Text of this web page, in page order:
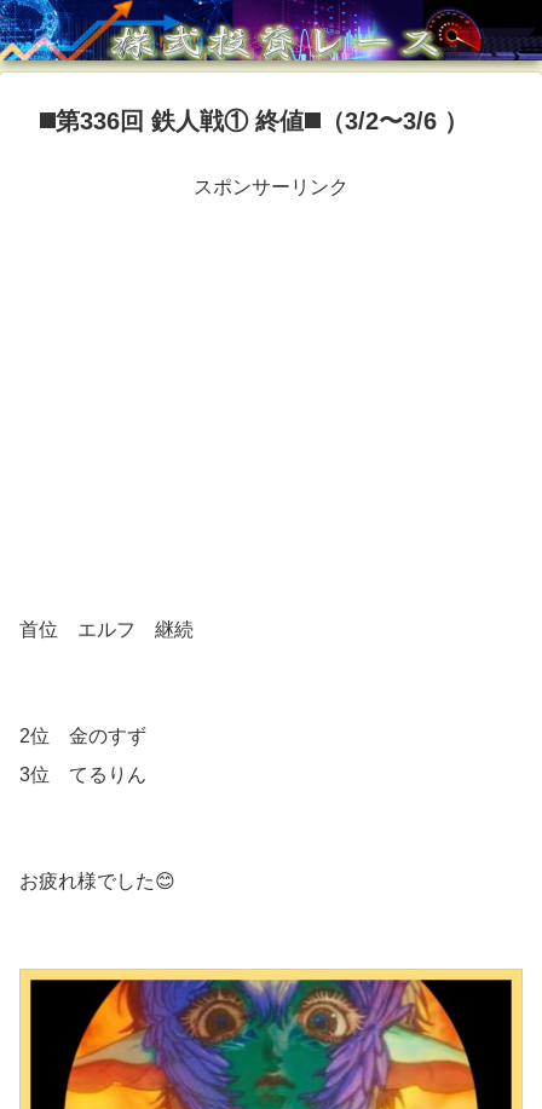
◼️第336回 鉄人戦① 終値◼️（3/2〜3/6 ）
スポンサーリンク
首位 エルフ 継続
2位 金のすず
3位 てるりん
お疲れ様でした😊